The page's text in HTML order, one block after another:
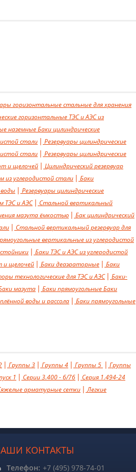
горизонтальные стальные для хранения
горизонтальные ТЭС и АЭС из
наземныеБаки цилиндрические
стали
Резервуары цилиндрические
стали
Резервуары цилиндрические
и щелочей
Цилиндрический резервуар
из углеродистой стали
Баки
воды
Резервуары цилиндрические
ТЭС и АЭС
Стальной вертикальный
мазута ёмкостью
Бак цилиндрический
Стальной вертикальный резервуар для
вертикальные из углеродистой
Баки ТЭС и АЭС из углеродистой
и щелочей Баки деаэраторные
Баки
технологические для ТЭС и АЭС
Баки-
мазута Баки прямоугольныеБаки
воды и рассола
Баки прямоугольные
Группы 3 Группы 4 Группы 5
Группы
1 Cерии 3.400 - 6/76
Cерия 1.494-24
арматурные сетки
Легкие
КОНТАКТЫ
Телефон: +7 (495) 978-74-01